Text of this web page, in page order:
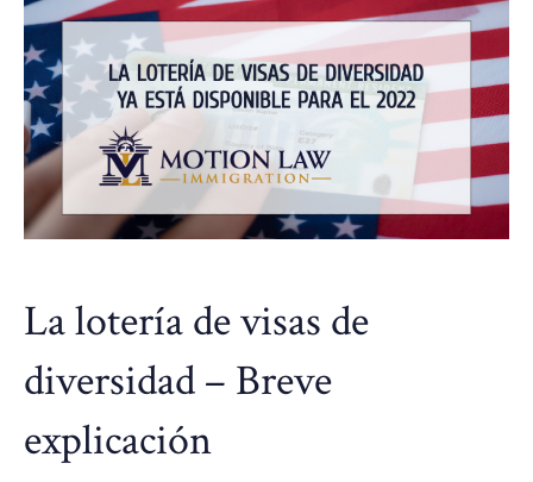
La lotería de visas de
diversidad – Breve
explicación